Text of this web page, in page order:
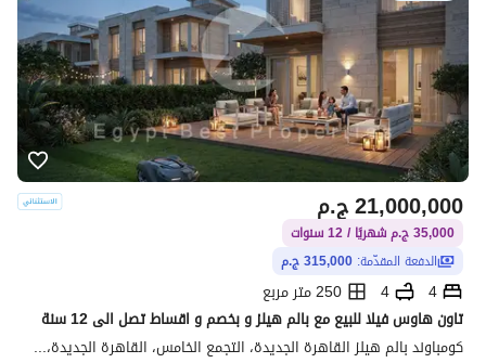
ج.م21,000,000
35,000 ج.م شهريًا / 12 سنوات
الدفعة المقدّمة: 315,000 ج.م
4
4
250 متر مربع
تاون هاوس فيلا للبيع مع بالم هيلز و بخصم و اقساط تصل الى 12 سنة
كومباوند بالم هيلز القاهرة الجديدة، التجمع الخامس، القاهرة الجديدة، القاهرة